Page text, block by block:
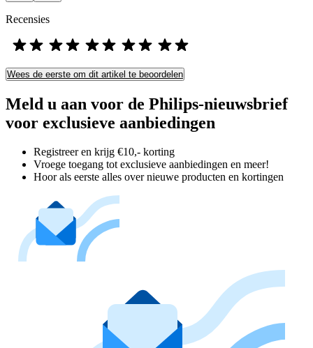
Recensies
Wees de eerste om dit artikel te beoordelen
Meld u aan voor de Philips-nieuwsbrief
voor exclusieve aanbiedingen
Registreer en krijg €10,- korting
Vroege toegang tot exclusieve aanbiedingen en meer!
Hoor als eerste alles over nieuwe producten en kortingen